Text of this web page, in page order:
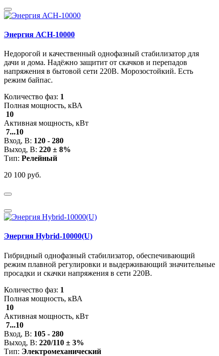
Энергия АСН-10000
Недорогой и качественный однофазный стабилизатор для
дачи и дома. Надёжно защитит от скачков и перепадов
напряжения в бытовой сети 220В. Морозостойкий. Есть
режим байпас.
Количество фаз: 1
Полная мощность, кВА
10
Активная мощность, кВт
7...10
Вход, В: 120 - 280
Выход, В: 220 ± 8%
Тип: Релейный
20 100 руб.
Энергия Hybrid-10000(U)
Гибридный однофазный стабилизатор, обеспечивающий
режим плавной регулировки и выдерживающий значительные
просадки и скачки напряжения в сети 220В.
Количество фаз: 1
Полная мощность, кВА
10
Активная мощность, кВт
7...10
Вход, В: 105 - 280
Выход, В: 220/110 ± 3%
Тип: Электромеханический